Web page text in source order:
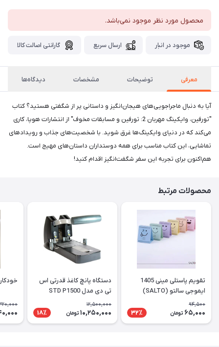
محصول مورد نظر موجود نمی‌باشد.
موجود در انبار ارسال سریع گارانتی اصالت کالا
معرفی توضیحات مشخصات دیدگاه‌ها
آیا به دنبال ماجراجویی‌های هیجان‌انگیز و داستانی پر از شگفتی هستید؟ کتاب
"تورفین، وایکینگ مهربان 2: تورفین و مسابقات مخوف" از انتشارات هوپا، کاری
می‌کند که در دنیای وایکینگ‌ها غرق شوید. با شخصیت‌های جذاب و رویدادهای
تماشایی، این کتاب مناسب برای همه دوستداران داستان‌های مهیج است.
هم‌اکنون برای تجربه این سفر شگفت‌انگیز اقدام کنید!
محصولات مرتبط
تقویم پاستلی مینی 1405
ایموجی سالتو (SALTO)
94,500
65,000 تومان 32٪
دستگاه پانچ کاغذ قدرتی اس
تی دی مدل STD P1500
12,500,000
10,250,000 تومان 18٪